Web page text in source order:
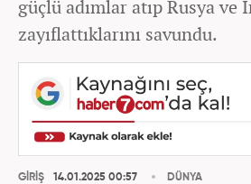
güçlü adımlar atıp Rusya ve
zayıflattıklarını savundu.
GİRİŞ
14.01.2025 00:57
DÜNYA